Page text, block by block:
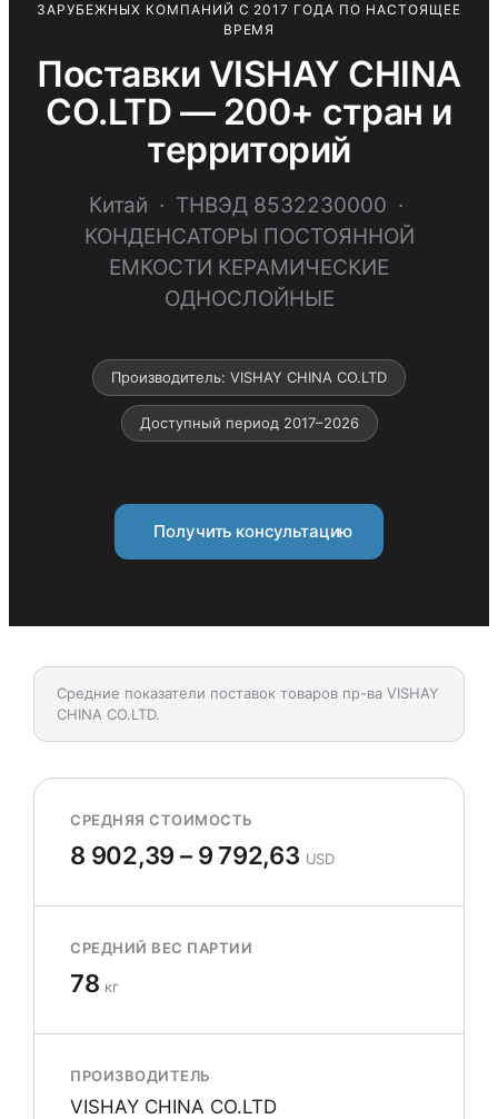
ЗАРУБЕЖНЫХ КОМПАНИЙ С 2017 ГОДА ПО НАСТОЯЩЕЕ
ВРЕМЯ
Поставки VISHAY CHINA
CO.LTD — 200+ стран и
территорий
Китай · ТНВЭД 8532230000 ·
КОНДЕНСАТОРЫ ПОСТОЯННОЙ
ЕМКОСТИ КЕРАМИЧЕСКИЕ
ОДНОСЛОЙНЫЕ
Производитель: VISHAY CHINA CO.LTD
Доступный период 2017–2026
Получить консультацию
Средние показатели поставок товаров пр-ва VISHAY
CHINA CO.LTD.
СРЕДНЯЯ СТОИМОСТЬ
8 902,39 – 9 792,63 USD
СРЕДНИЙ ВЕС ПАРТИИ
78 кг
ПРОИЗВОДИТЕЛЬ
VISHAY CHINA CO.LTD